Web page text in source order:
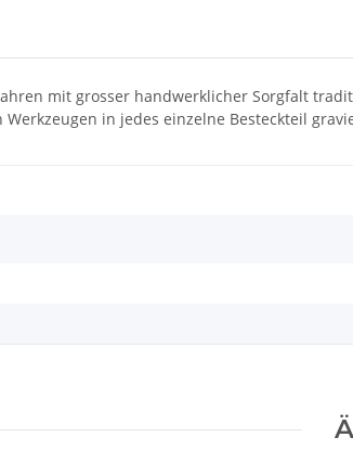
mit grosser handwerklicher Sorgfalt
in jedes einzelne Besteckteil